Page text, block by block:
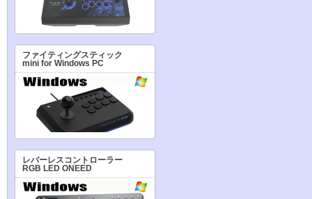
ファイティングスティック
mini for Windows PC
レバーレスコントローラー
RGB LED ONEED